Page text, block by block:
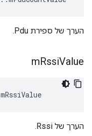
הערך של ספירת Pdu.
mRssiValue
mRssiValue
הערך של Rssi.